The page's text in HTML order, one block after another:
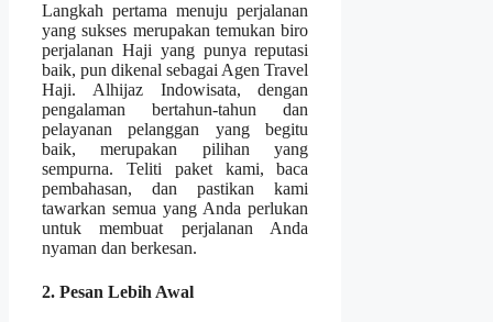
Langkah pertama menuju perjalanan
yang sukses merupakan temukan biro
perjalanan Haji yang punya reputasi
baik, pun dikenal sebagai Agen Travel
Haji. Alhijaz Indowisata, dengan
pengalaman bertahun-tahun dan
pelayanan pelanggan yang begitu
baik, merupakan pilihan yang
sempurna. Teliti paket kami, baca
pembahasan, dan pastikan kami
tawarkan semua yang Anda perlukan
untuk membuat perjalanan Anda
nyaman dan berkesan.
2. Pesan Lebih Awal